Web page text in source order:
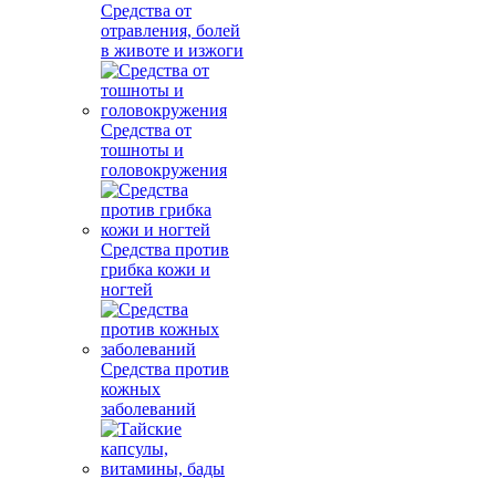
Средства от
отравления, болей
в животе и изжоги
Средства от
тошноты и
головокружения
Средства против
грибка кожи и
ногтей
Средства против
кожных
заболеваний